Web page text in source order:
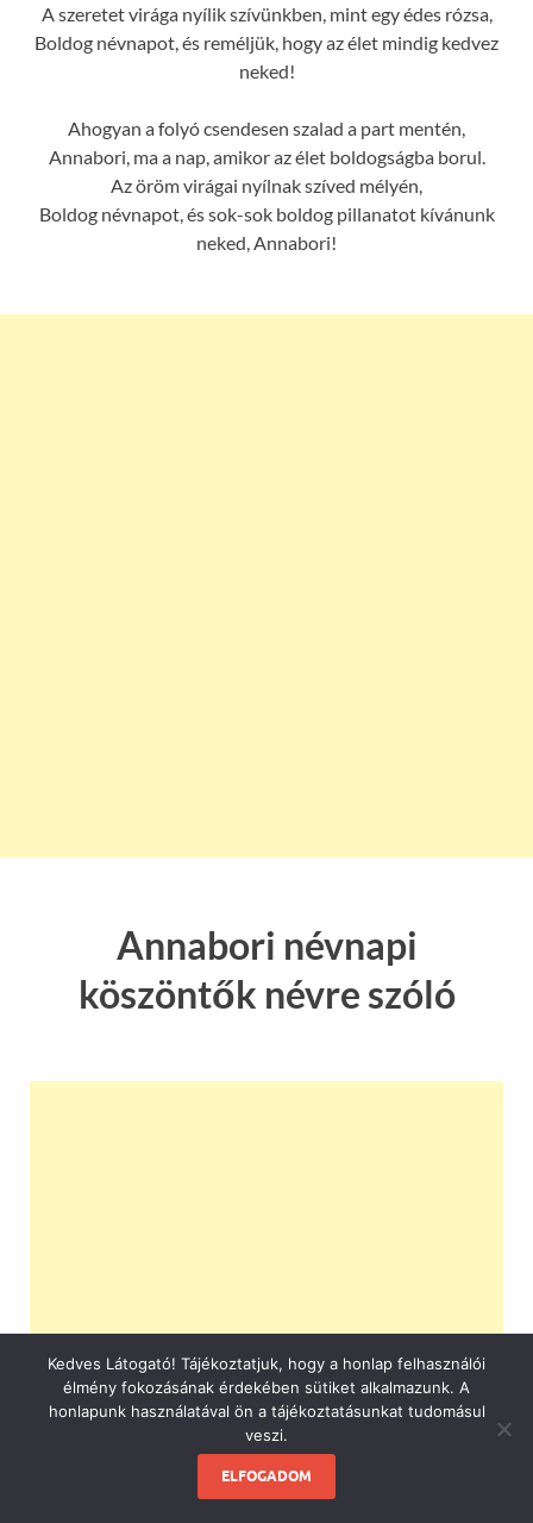
A szeretet virága nyílik szívünkben, mint egy édes rózsa,
Boldog névnapot, és reméljük, hogy az élet mindig kedvez
neked!
Ahogyan a folyó csendesen szalad a part mentén,
Annabori, ma a nap, amikor az élet boldogságba borul.
Az öröm virágai nyílnak szíved mélyén,
Boldog névnapot, és sok-sok boldog pillanatot kívánunk
neked, Annabori!
Annabori névnapi
köszöntők névre szóló
Kedves Látogató! Tájékoztatjuk, hogy a honlap felhasználói
élmény fokozásának érdekében sütiket alkalmazunk. A
honlapunk használatával ön a tájékoztatásunkat tudomásul
veszi.
ELFOGADOM